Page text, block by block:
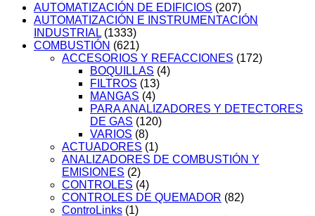
AUTOMATIZACIÓN DE EDIFICIOS (207)
AUTOMATIZACIÓN E INSTRUMENTACIÓN
INDUSTRIAL (1333)
COMBUSTIÓN (621)
ACCESORIOS Y REFACCIONES (172)
BOQUILLAS (4)
FILTROS (13)
MANGAS (4)
PARA ANALIZADORES Y DETECTORES
DE GAS (120)
VARIOS (8)
ACTUADORES (1)
ANALIZADORES DE COMBUSTIÓN Y
EMISIONES (2)
CONTROLES (4)
CONTROLES DE QUEMADOR (82)
ControLinks (1)